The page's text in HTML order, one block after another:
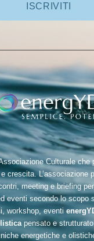
ISCRIVITI
Culturale che
crescita. L’associazione
meeting e briefing
eventi secondo lo scopo
workshop, eventi
pensato e
energetiche e